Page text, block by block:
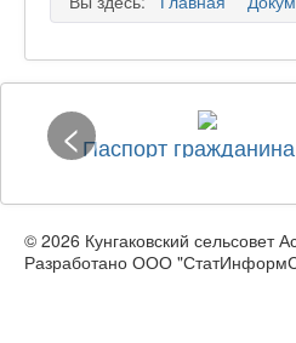
Паспорт
<
© 2026 Кунгаковский сельсовет
Разработано ООО